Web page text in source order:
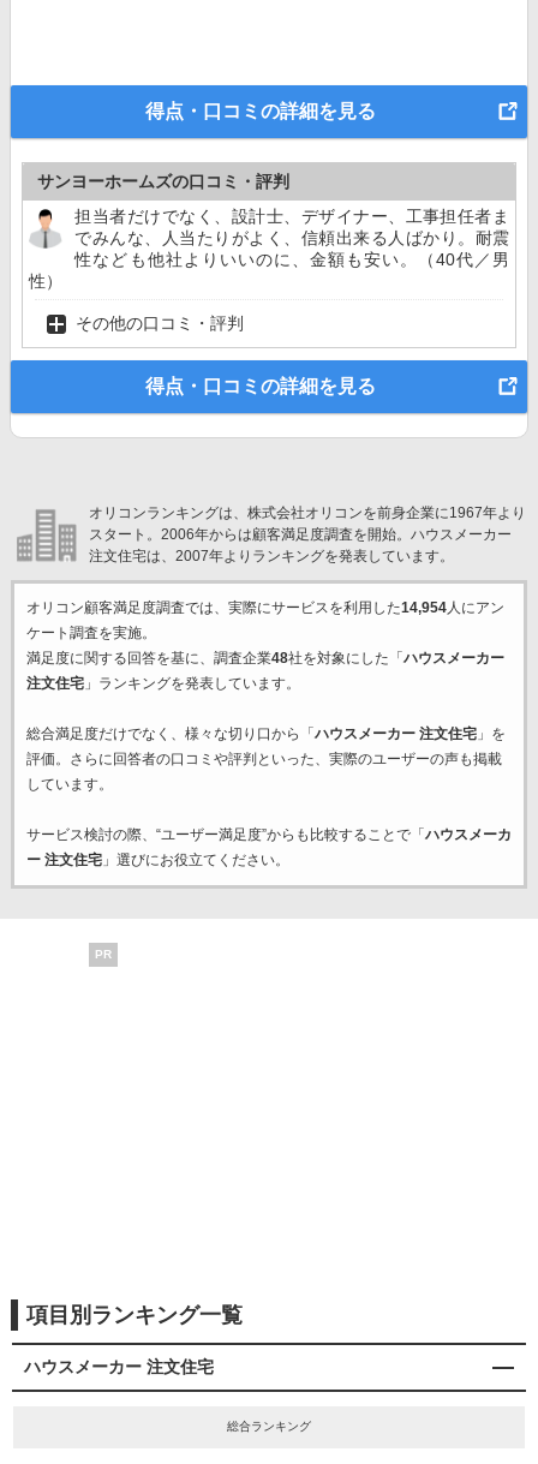
得点・口コミの詳細を見る
サンヨーホームズの口コミ・評判
担当者だけでなく、設計士、デザイナー、工事担任者ま
でみんな、人当たりがよく、信頼出来る人ばかり。耐震
性なども他社よりいいのに、金額も安い。（40代／男
性）
その他の口コミ・評判
得点・口コミの詳細を見る
オリコンランキングは、株式会社オリコンを前身企業に1967年より
スタート。2006年からは顧客満足度調査を開始。ハウスメーカー
注文住宅は、2007年よりランキングを発表しています。
オリコン顧客満足度調査では、実際にサービスを利用した14,954人にアン
ケート調査を実施。
満足度に関する回答を基に、調査企業48社を対象にした「 ハウスメーカー
注文住宅」ランキングを発表しています。
総合満足度だけでなく、様々な切り口から「 ハウスメーカー 注文住宅」を
評価。さらに回答者の口コミや評判といった、実際のユーザーの声も掲載
しています。
サービス検討の際、“ユーザー満足度”からも比較することで「 ハウスメーカ
ー 注文住宅」選びにお役立てください。
PR
項目別ランキング一覧
ハウスメーカー 注文住宅
総合ランキング